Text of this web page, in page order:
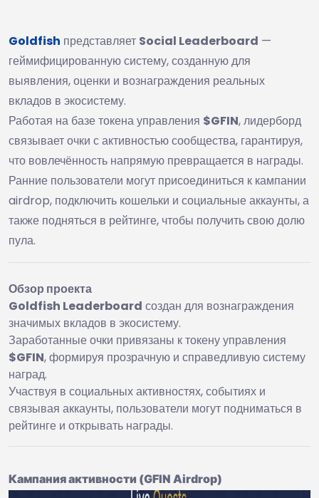
Goldfish представляет Social Leaderboard —
геймифицированную систему, созданную для
выявления, оценки и вознаграждения реальных
вкладов в экосистему.
Работая на базе токена управления $GFIN, лидерборд
связывает очки с активностью сообщества, гарантируя,
что вовлечённость напрямую превращается в награды.
Ранние пользователи могут присоединиться к кампании
airdrop, подключить кошельки и социальные аккаунты, а
также подняться в рейтинге, чтобы получить свою долю
пула.
Обзор проекта
Goldfish Leaderboard создан для вознаграждения
значимых вкладов в экосистему.
Заработанные очки привязаны к токену управления
$GFIN, формируя прозрачную и справедливую систему
наград.
Участвуя в социальных активностях, событиях и
связывая аккаунты, пользователи могут подниматься в
рейтинге и открывать награды.
Кампания активности (GFIN Airdrop)